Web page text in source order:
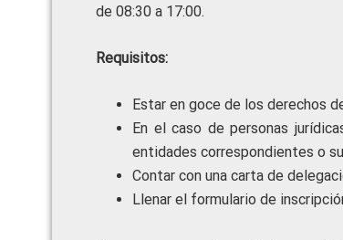
de 08:30 a 17:00.
Requisitos:
Estar en goce de los derechos
En el caso de personas
entidades correspondientes o
Contar con una carta de
Llenar el formulario de